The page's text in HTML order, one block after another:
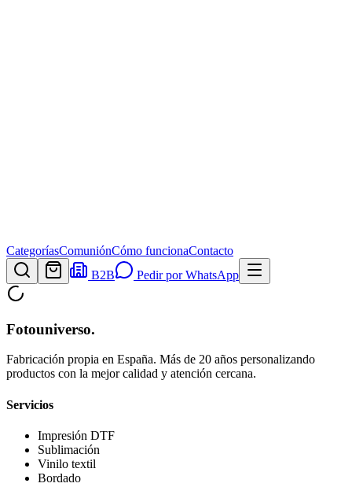
CategoríasComuniónCómo funcionaContacto
B2B
Pedir por WhatsApp
Fotouniverso.
Fabricación propia en España. Más de 20 años personalizando
productos con la mejor calidad y atención cercana.
Servicios
Impresión DTF
Sublimación
Vinilo textil
Bordado